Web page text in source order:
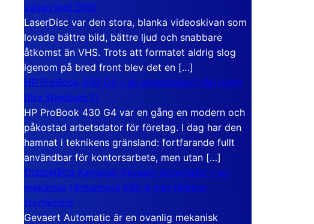
vägen mot DVD
LaserDisc var den stora, blanka videoskivan som
lovade bättre bild, bättre ljud och snabbare
åtkomst än VHS. Trots att formatet aldrig slog
igenom på bred front blev det en […]
HP ProBook 430 G4 – en arbetsdator från tiden
före Windows 11
HP ProBook 430 G4 var en gång en modern och
påkostad arbetsdator för företag. I dag har den
hamnat i teknikens gränsland: fortfarande fullt
användbar för kontorsarbete, men utan […]
Dubbelåtta Kameran Gevaert Automatic – en
mekanisk filmkamera från 8 mm-filmens
storhetstid
Gevaert Automatic är en ovanlig mekanisk